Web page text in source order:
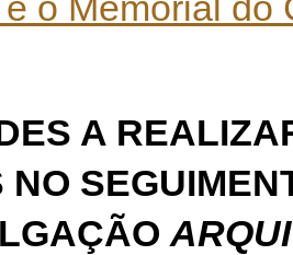
o Memorial do
A
NO